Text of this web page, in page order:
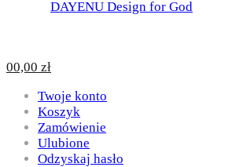
00,00 zł
Twoje konto
Koszyk
Zamówienie
Ulubione
Odzyskaj hasło